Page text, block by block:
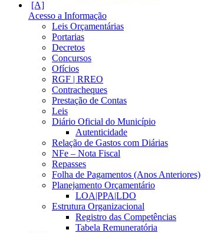
Acesso a Informação
Leis Orçamentárias
Portarias
Decretos
Concursos
Ofícios
RGF | RREO
Contracheques
Prestação de Contas
Leis
Diário Oficial do Município
Autenticidade
Relação de Gastos com Diárias
NFe – Nota Fiscal
Repasses
Folha de Pagamentos (Anos Anteriores)
Planejamento Orçamentário
LOA|PPA|LDO
Estrutura Organizacional
Registro das Competências
Tabela Remuneratória